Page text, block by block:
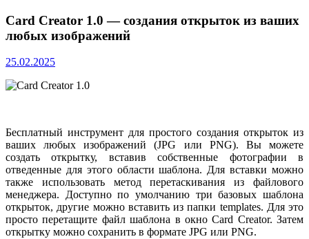
Card Creator 1.0 — создания открыток из ваших
любых изображений
25.02.2025
Бесплатный инструмент для простого создания открыток из
ваших любых изображений (JPG или PNG). Вы можете
создать открытку, вставив собственные фотографии в
отведенные для этого области шаблона. Для вставки можно
также использовать метод перетаскивания из файлового
менеджера. Доступно по умолчанию три базовых шаблона
открыток, другие можно вставить из папки templates. Для это
просто перетащите файл шаблона в окно Card Creator. Затем
открытку можно сохранить в формате JPG или PNG.